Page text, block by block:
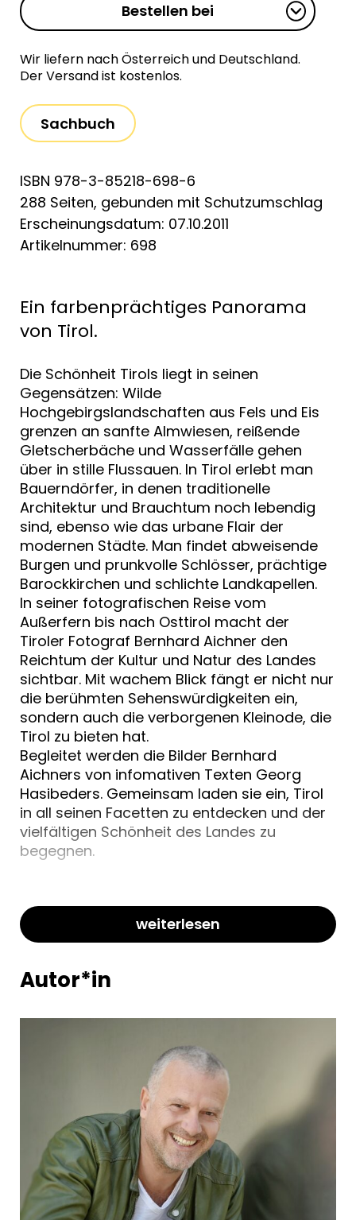
Bestellen bei
Wir liefern nach Österreich und Deutschland.
Der Versand ist kostenlos.
Sachbuch
ISBN 978-3-85218-698-6
288 Seiten, gebunden mit Schutzumschlag
Erscheinungsdatum: 07.10.2011
Artikelnummer: 698
Ein farbenprächtiges Panorama
von Tirol.
Die Schönheit Tirols liegt in seinen
Gegensätzen: Wilde
Hochgebirgslandschaften aus Fels und Eis
grenzen an sanfte Almwiesen, reißende
Gletscherbäche und Wasserfälle gehen
über in stille Flussauen. In Tirol erlebt man
Bauerndörfer, in denen traditionelle
Architektur und Brauchtum noch lebendig
sind, ebenso wie das urbane Flair der
modernen Städte. Man findet abweisende
Burgen und prunkvolle Schlösser, prächtige
Barockkirchen und schlichte Landkapellen.
In seiner fotografischen Reise vom
Außerfern bis nach Osttirol macht der
Tiroler Fotograf Bernhard Aichner den
Reichtum der Kultur und Natur des Landes
sichtbar. Mit wachem Blick fängt er nicht nur
die berühmten Sehenswürdigkeiten ein,
sondern auch die verborgenen Kleinode, die
Tirol zu bieten hat.
Begleitet werden die Bilder Bernhard
Aichners von infomativen Texten Georg
Hasibeders. Gemeinsam laden sie ein, Tirol
in all seinen Facetten zu entdecken und der
vielfältigen Schönheit des Landes zu
begegnen.
weiterlesen
Autor*in